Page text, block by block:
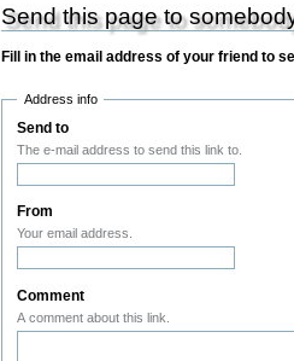
Send this page to
Fill in the email address of your friend to
Address info
Send to
The e-mail address to send this link to.
From
Your email address.
Comment
A comment about this link.